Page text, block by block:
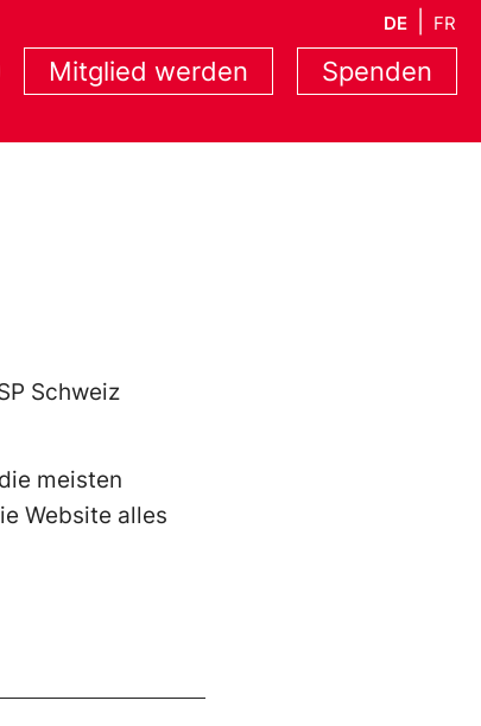
DE FR
Mitglied werden Spenden
Schweiz
meisten
Website alles